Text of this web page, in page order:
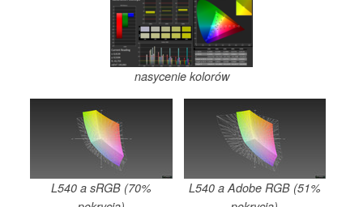
nasycenie kolorów
L540 a sRGB (70%
L540 a Adobe RGB (51%